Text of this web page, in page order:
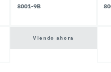
8001-9B
Viendo ahora